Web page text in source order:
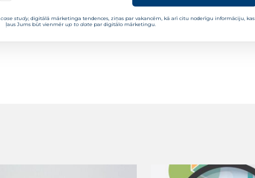
case study, digitālā mārketinga tendences, ziņas par vakancēm, kā arī citu noderīgu informāciju, kas
ļaus Jums būt vienmēr up to datepar digitālo mārketingu.